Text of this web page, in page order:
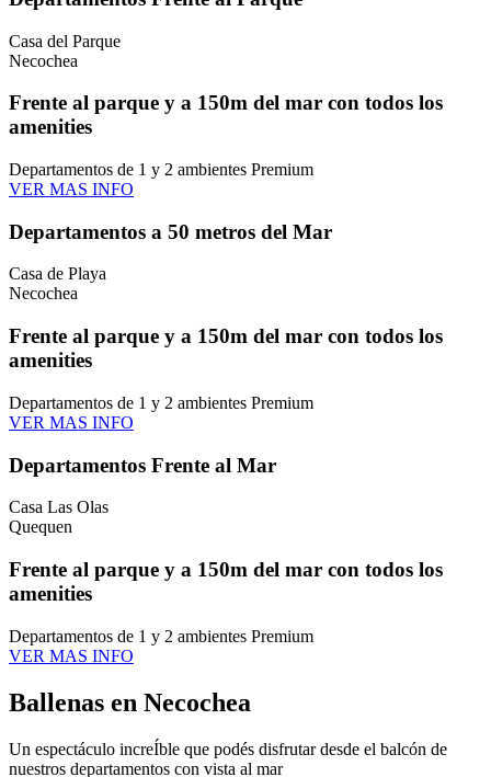
Casa del Parque
Necochea
Frente al parque y a 150m del mar con todos los
amenities
Departamentos de 1 y 2 ambientes Premium
VER MAS INFO
Departamentos a 50 metros del Mar
Casa de Playa
Necochea
Frente al parque y a 150m del mar con todos los
amenities
Departamentos de 1 y 2 ambientes Premium
VER MAS INFO
Departamentos Frente al Mar
Casa Las Olas
Quequen
Frente al parque y a 150m del mar con todos los
amenities
Departamentos de 1 y 2 ambientes Premium
VER MAS INFO
Ballenas en Necochea
Un espectáculo increÍble que podés disfrutar desde el balcón de
nuestros departamentos con vista al mar